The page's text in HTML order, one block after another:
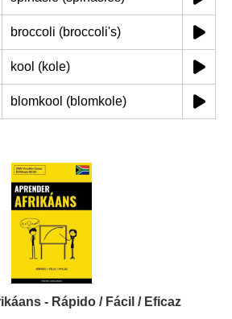
broccoli (broccoli's)
kool (kole)
blomkool (blomkole)
- Rápido / Fácil / Eficaz